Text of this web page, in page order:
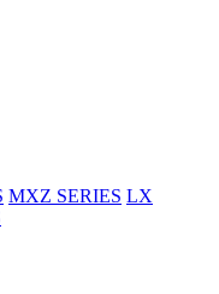
MXZ SERIES LX